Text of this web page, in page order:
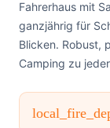
Fahrerhaus mit
ganzjährig für
Blicken. Robust,
Camping zu